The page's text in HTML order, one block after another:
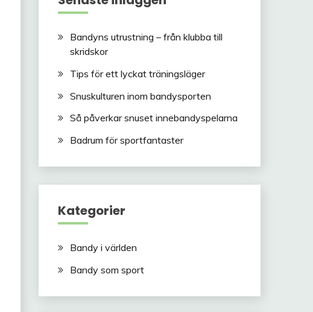
Bandyns utrustning – från klubba till
skridskor
Tips för ett lyckat träningsläger
Snuskulturen inom bandysporten
Så påverkar snuset innebandyspelarna
Badrum för sportfantaster
Kategorier
Bandy i världen
Bandy som sport